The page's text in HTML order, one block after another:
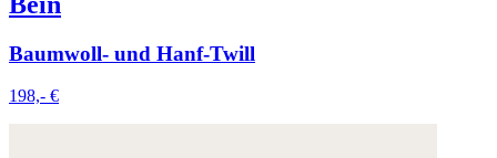
Baumwoll- und Hanf-Twill
198,- €